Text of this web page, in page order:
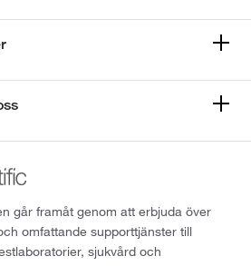
går framåt genom att erbjuda över
omfattande supporttjänster till
sjukvård och